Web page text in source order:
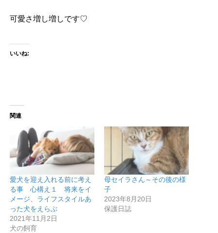
可愛さ増し増しです♡
いいね:
関連
愛犬を迎え入れる前に考え
る事 心構え１ 将来をイ
メージ、ライフスタイルあ
った犬をえらぶ
2021年11月2日
犬の飼育
母セイラさん～その後の様
子
2023年8月20日
保護日誌